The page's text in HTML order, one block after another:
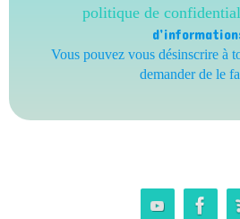
politique de
Vous pouvez vous désinscrire à
demander de le